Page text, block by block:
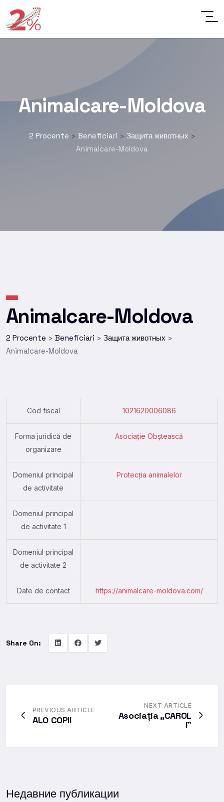
Animalcare-Moldova
2 Procente > Beneficiari > Защита животных >
Animalcare-Moldova
Animalcare-Moldova
2 Procente > Beneficiari > Защита животных >
Animalcare-Moldova
Cod fiscal 1021620006086
Forma juridică de
organizare
Asociație Obștească
Domeniul principal
de activitate
Protecția animalelor
Domeniul principal
de activitate 1
Domeniul principal
de activitate 2
Date de contact https://animalcare-moldova.com/
Share On:
PREVIOUS ARTICLE
ALO COPII
NEXT ARTICLE
Asociația „CAROL
I”
Недавние публикации